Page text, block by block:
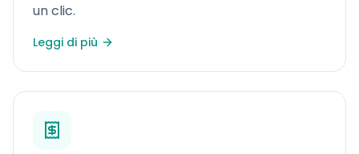
un clic.
Leggi di più